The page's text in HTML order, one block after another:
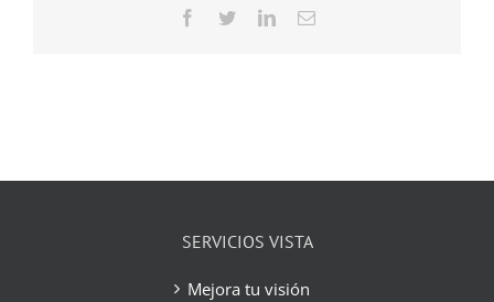
Facebook
TwitterLinkedInCorreo
SERVICIOS VISTA
Mejora tu visión